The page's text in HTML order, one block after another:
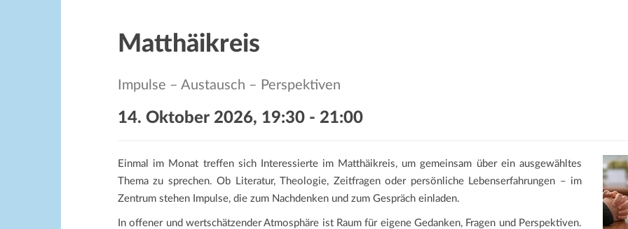
Matthäikreis
Impulse – Austausch – Perspektiven
14. Oktober 2026, 19:30 - 21:00
Einmal im Monat treffen sich Interessierte im Matthäikreis, um gemeinsam über ein ausgewähltes
Thema zu sprechen. Ob Literatur, Theologie, Zeitfragen oder persönliche Lebenserfahrungen – im
Zentrum stehen Impulse, die zum Nachdenken und zum Gespräch einladen.
In offener und wertschätzender Atmosphäre ist Raum für eigene Gedanken, Fragen und Perspektiven.